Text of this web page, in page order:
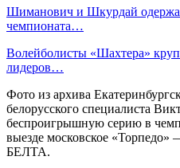
Шиманович и Шкурдай
чемпионата…
Волейболисты «Шахтера»
лидеров…
Фото из архива
белорусского специалиста
беспроигрышную серию в
выезде московское «Торпедо»
БЕЛТА.